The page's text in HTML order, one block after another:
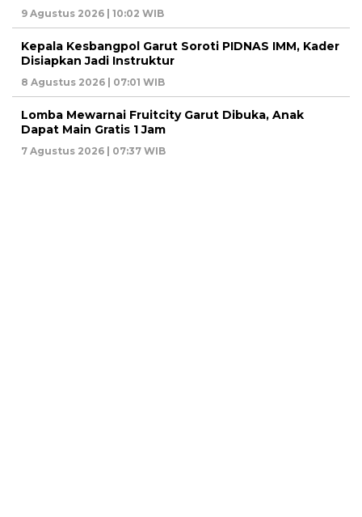
9 Agustus 2026 | 10:02 WIB
Kepala Kesbangpol Garut Soroti PIDNAS IMM, Kader
Disiapkan Jadi Instruktur
8 Agustus 2026 | 07:01 WIB
Lomba Mewarnai Fruitcity Garut Dibuka, Anak
Dapat Main Gratis 1 Jam
7 Agustus 2026 | 07:37 WIB